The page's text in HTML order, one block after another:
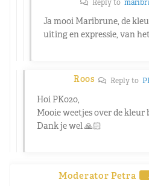
Reply to
Ja mooi Maribrune, de
uiting en expressie, van
Roos Reply to
Hoi PK020,
Mooie weetjes over de kleur
Dank je wel 🙏🏻
Moderator Petra